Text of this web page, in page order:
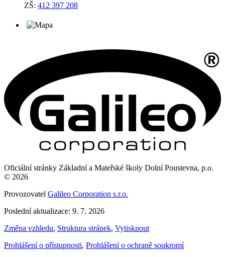
ZŠ: 412 397 208
Oficiální stránky Základní a Mateřské školy Dolní Poustevna, p.o.
© 2026
Provozovatel Galileo Corporation s.r.o.
Poslední aktualizace: 9. 7. 2026
Změna vzhledu, Struktura stránek, Vytisknout
Prohlášení o přístupnosti, Prohlášení o ochraně soukromí